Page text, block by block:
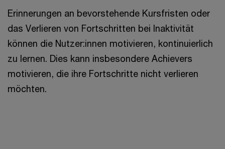
Erinnerungen an bevorstehende Kursfristen oder
das Verlieren von Fortschritten bei Inaktivität
können die Nutzer:innen motivieren, kontinuierlich
zu lernen. Dies kann insbesondere Achievers
motivieren, die ihre Fortschritte nicht verlieren
möchten.